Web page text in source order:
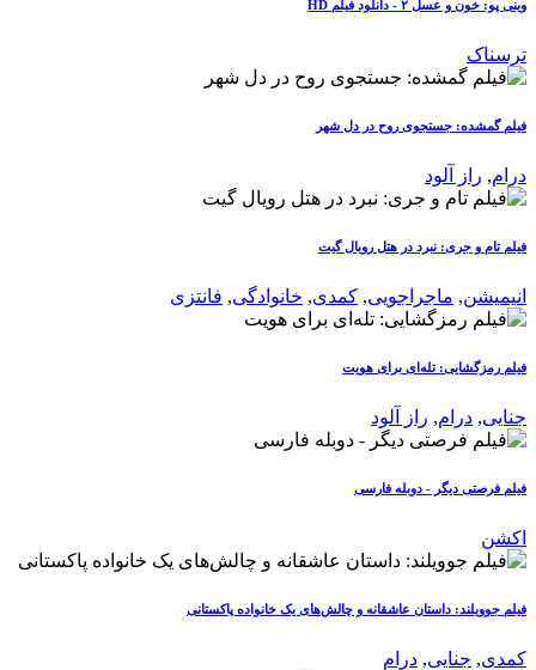
وینی پو: خون و عسل ۲ - دانلود فیلم HD
ترسناک
فیلم گمشده: جستجوی روح در دل شهر
درام, راز آلود
فیلم تام و جری: نبرد در هتل رویال گیت
انیمیشن, ماجراجویی, کمدی, خانوادگی, فانتزی
فیلم رمزگشایی: تله‌ای برای هویت
جنایی, درام, راز آلود
فیلم فرصتی دیگر - دوبله فارسی
اکشن
فیلم جوویلند: داستان عاشقانه و چالش‌های یک خانواده پاکستانی
کمدی, جنایی, درام